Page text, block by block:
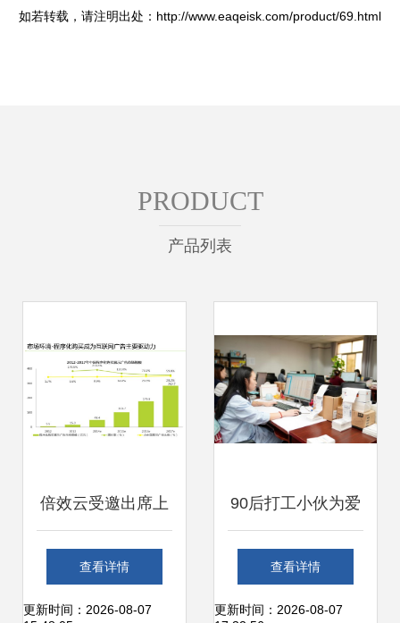
如若转载，请注明出处：http://www.eaqeisk.com/product/69.html
PRODUCT
产品列表
倍效云受邀出席上
海计算机协会大数
据营销沙龙会议，
查看详情
更新时间：2026-08-07
90后打工小伙为爱
创业，借助苏宁拼
购半年辣椒粉销售
查看详情
更新时间：2026-08-07